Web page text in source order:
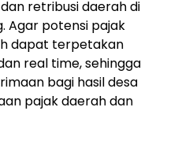
retribusi daerah di
Agar potensi pajak
dapat terpetakan
real time, sehingga
bagi hasil desa
pajak daerah dan